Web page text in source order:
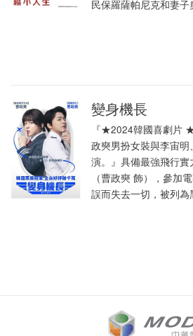
民保羅薩帕尼克和妻
變身機長
『★2024韓國喜劇片
政奭男扮女裝與李宙
演。』具備最強飛行
（曹政奭 飾），參加
誤而失去一切，被列為